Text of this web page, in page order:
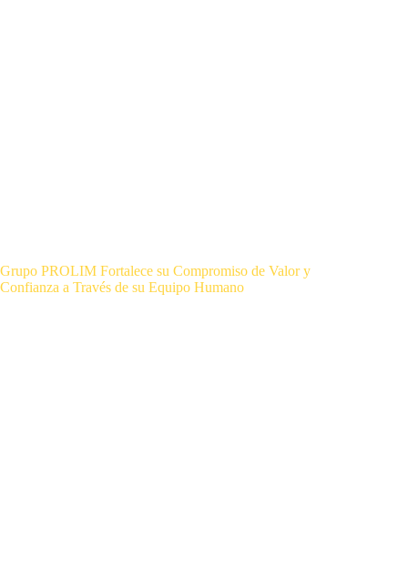
Grupo PROLIM Fortalece su Compromiso de Valor y
Confianza a Través de su Equipo Humano